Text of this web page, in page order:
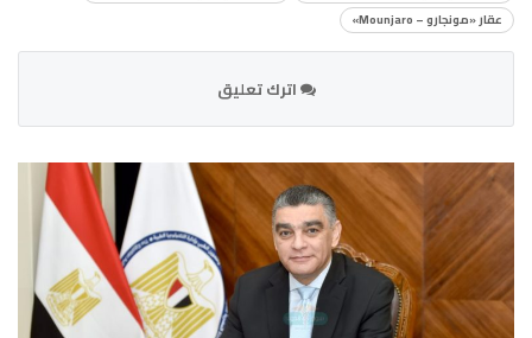
عقار «مونجارو – Mounjaro»
اترك تعليق